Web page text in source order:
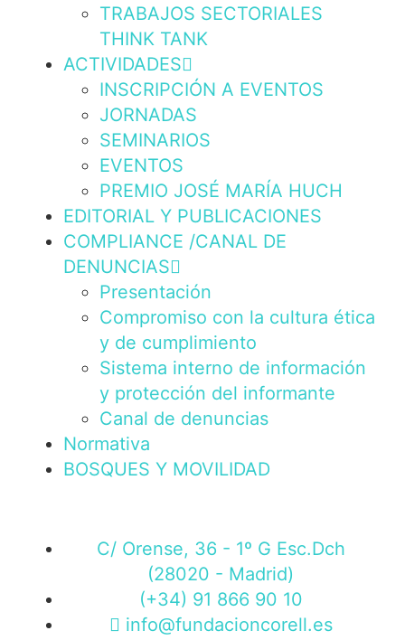
TRABAJOS SECTORIALES
THINK TANK
ACTIVIDADES
INSCRIPCIÓN A EVENTOS
JORNADAS
SEMINARIOS
EVENTOS
PREMIO JOSÉ MARÍA HUCH
EDITORIAL Y PUBLICACIONES
COMPLIANCE /CANAL DE
DENUNCIAS
Presentación
Compromiso con la cultura ética
y de cumplimiento
Sistema interno de información
y protección del informante
Canal de denuncias
Normativa
BOSQUES Y MOVILIDAD
C/ Orense, 36 - 1º G Esc.Dch
(28020 - Madrid)
(+34) 91 866 90 10
info@fundacioncorell.es